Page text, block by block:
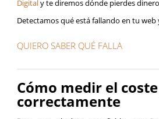
Digitaly te diremos dónde pierdes
Detectamos qué está fallando en tu
QUIERO SABER QUÉ FALLA
Cómo medir el
correctamente